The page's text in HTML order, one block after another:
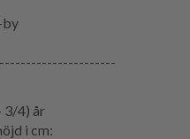
by
3/4) år
i cm: